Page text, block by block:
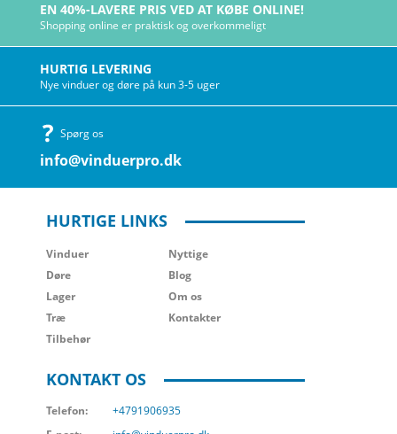
EN 40%-LAVERE PRIS VED AT KØBE ONLINE!
Shopping online er praktisk og overkommeligt
HURTIG LEVERING
Nye vinduer og døre på kun 3-5 uger
Spørg os
info@vinduerpro.dk
HURTIGE LINKS
Vinduer
Døre
Lager
Træ
Tilbehør
Nyttige
Blog
Om os
Kontakter
KONTAKT OS
Telefon:
+4791906935